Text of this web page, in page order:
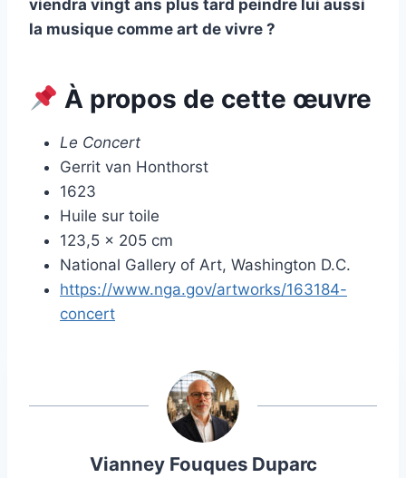
viendra vingt ans plus tard peindre lui aussi
la musique comme art de vivre ?
À propos de cette œuvre
Le Concert
Gerrit van Honthorst
1623
Huile sur toile
123,5 × 205 cm
National Gallery of Art, Washington D.C.
https://www.nga.gov/artworks/163184-
concert
Vianney Fouques Duparc